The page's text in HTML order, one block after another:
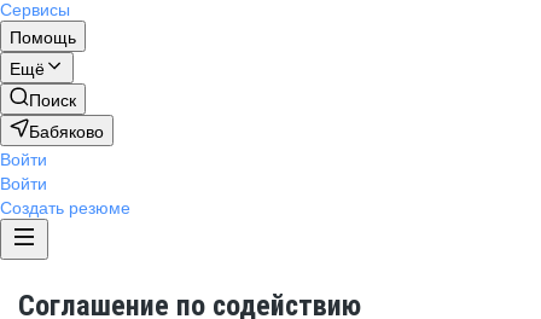
Сервисы
Помощь
Ещё
Поиск
Бабяково
Войти
Войти
Создать резюме
Соглашение по содействию